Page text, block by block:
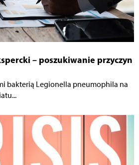
– poszukiwanie przyczyn
bakterią Legionella pneumophila na